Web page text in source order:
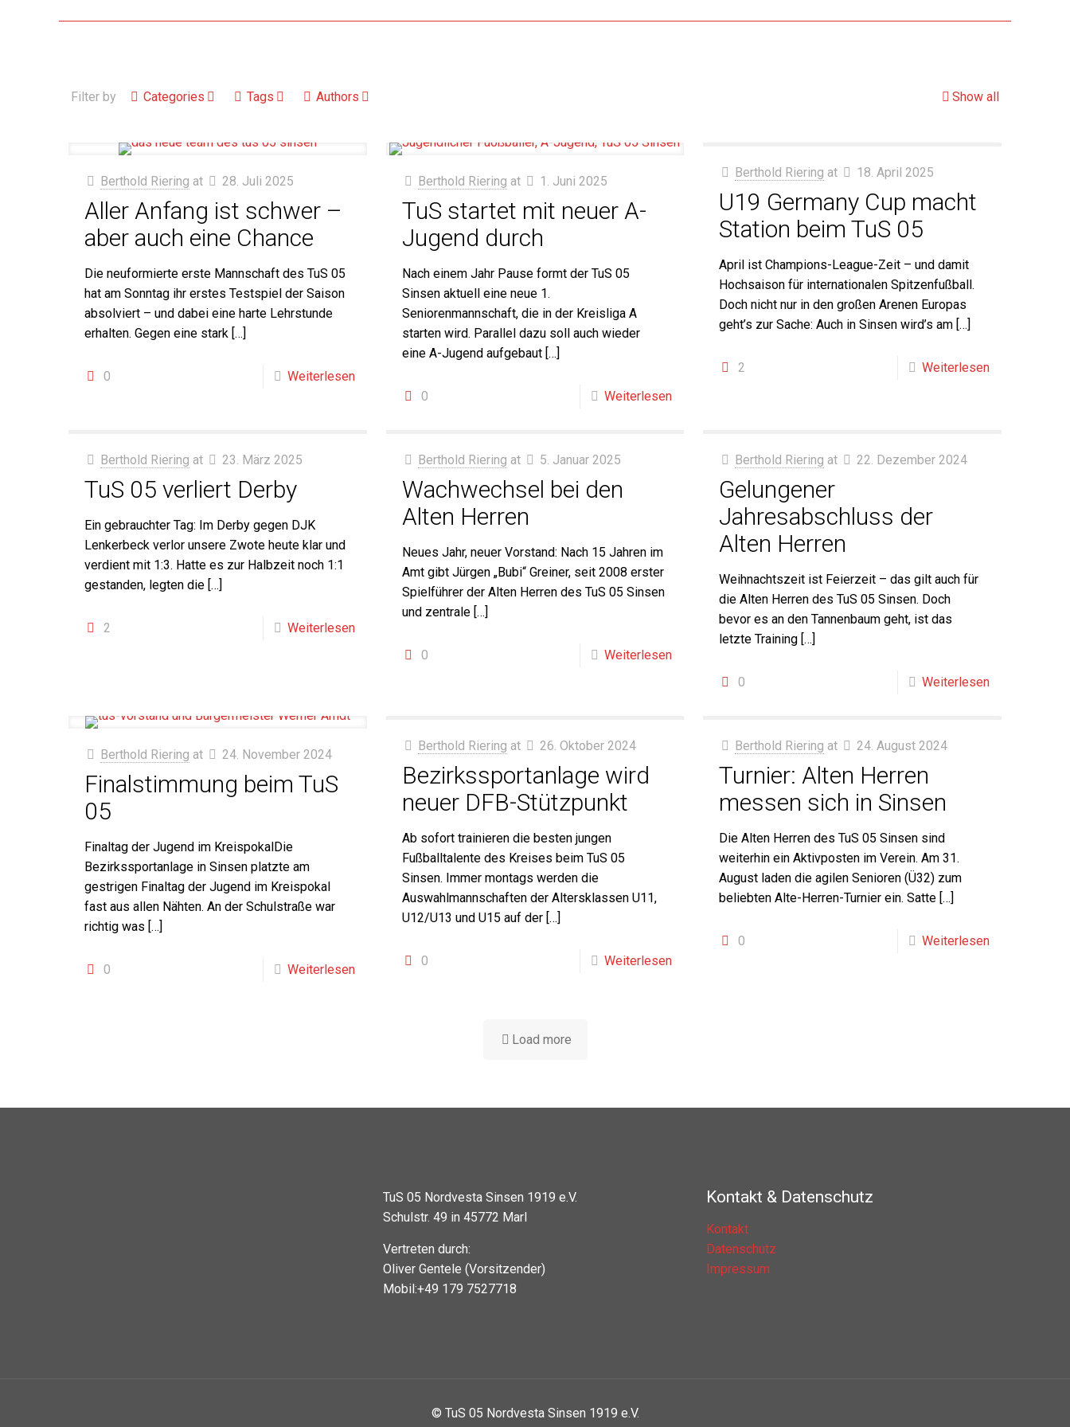
Filter by Categories Tags Authors Show all
Berthold Riering at 28. Juli 2025
Aller Anfang ist schwer –
aber auch eine Chance
Die neuformierte erste Mannschaft des TuS 05
hat am Sonntag ihr erstes Testspiel der Saison
absolviert – und dabei eine harte Lehrstunde
erhalten. Gegen eine stark[…]
0 Weiterlesen
Berthold Riering at 1. Juni 2025
TuS startet mit neuer A-
Jugend durch
Nach einem Jahr Pause formt der TuS 05
Sinsen aktuell eine neue 1.
Seniorenmannschaft, die in der Kreisliga A
starten wird. Parallel dazu soll auch wieder
eine A-Jugend aufgebaut[…]
0 Weiterlesen
Berthold Riering at 18. April 2025
U19 Germany Cup macht
Station beim TuS 05
April ist Champions-League-Zeit – und damit
Hochsaison für internationalen Spitzenfußball.
Doch nicht nur in den großen Arenen Europas
geht’s zur Sache: Auch in Sinsen wird’s am […]
2 Weiterlesen
Berthold Riering at 23. März 2025
TuS 05 verliert Derby
Ein gebrauchter Tag: Im Derby gegen DJK
Lenkerbeck verlor unsere Zwote heute klar und
verdient mit 1:3. Hatte es zur Halbzeit noch 1:1
gestanden, legten die[…]
2 Weiterlesen
Berthold Riering at 5. Januar 2025
Wachwechsel bei den
Alten Herren
Neues Jahr, neuer Vorstand: Nach 15 Jahren im
Amt gibt Jürgen „Bubi“ Greiner, seit 2008 erster
Spielführer der Alten Herren des TuS 05 Sinsen
und zentrale[…]
0 Weiterlesen
Berthold Riering at 22. Dezember 2024
Gelungener
Jahresabschluss der
Alten Herren
Weihnachtszeit ist Feierzeit – das gilt auch für
die Alten Herren des TuS 05 Sinsen. Doch
bevor es an den Tannenbaum geht, ist das
letzte Training […]
0 Weiterlesen
Berthold Riering at 24. November 2024
Finalstimmung beim TuS
05
Finaltag der Jugend im KreispokalDie
Bezirkssportanlage in Sinsen platzte am
gestrigen Finaltag der Jugend im Kreispokal
fast aus allen Nähten. An der Schulstraße war
richtig was […]
0 Weiterlesen
Berthold Riering at 26. Oktober 2024
Bezirkssportanlage wird
neuer DFB-Stützpunkt
Ab sofort trainieren die besten jungen
Fußballtalente des Kreises beim TuS 05
Sinsen. Immer montags werden die
Auswahlmannschaften der Altersklassen U11,
U12/U13 und U15 auf der[…]
0 Weiterlesen
Berthold Riering at 24. August 2024
Turnier: Alten Herren
messen sich in Sinsen
Die Alten Herren des TuS 05 Sinsen sind
weiterhin ein Aktivposten im Verein. Am 31.
August laden die agilen Senioren (Ü32) zum
beliebten Alte-Herren-Turnier ein. Satte […]
0 Weiterlesen
Load more
TuS 05 Nordvesta Sinsen 1919 e.V.
Schulstr. 49 in 45772 Marl
Vertreten durch:
Oliver Gentele (Vorsitzender)
Mobil:+49 179 7527718
Kontakt & Datenschutz
Kontakt
Datenschutz
Impressum
© TuS 05 Nordvesta Sinsen 1919 e.V.